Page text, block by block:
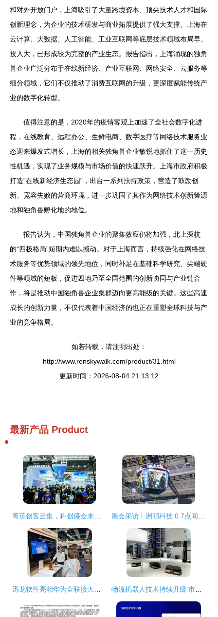
和对外开放门户，上海吸引了大量跨境资本、顶尖技术人才和国际
创新理念，为企业的技术研发与商业拓展提供了强大支撑。上海在
云计算、大数据、人工智能、工业互联网等底层技术领域布局早、
投入大，已形成较为完整的产业生态。报告指出，上海涌现的独角
兽企业广泛分布于在线新经济、产业互联网、网络安全、云服务等
细分领域，它们不仅推动了消费互联网的升级，更深度赋能传统产
业的数字化转型。
值得注意的是，2020年的疫情客观上加速了全社会数字化进
程，在线教育、远程办公、生鲜电商、数字医疗等网络技术服务业
态迎来爆发式增长，上海的相关独角兽企业敏锐地抓住了这一历史
性机遇，实现了业务规模与市场价值的快速跃升。上海市政府积极
打造“在线新经济生态园”，出台一系列扶持政策，营造了鼓励创
新、宽容失败的营商环境，进一步巩固了其作为网络技术创新策源
地和独角兽孵化地的地位。
报告认为，中国独角兽企业的聚集效应仍将加强，北上深杭
的“四极格局”短期内难以撼动。对于上海而言，持续强化在网络技
术服务等优势领域的领先地位，同时补足在基础科学研究、尖端硬
件等领域的短板，促进四地乃至全国范围的创新协同与产业链合
作，将是推动中国独角兽企业集群迈向更高能级的关键。这些高速
成长的创新力量，不仅代表着中国经济的也正在重塑全球科技与产
业的竞争格局。
如若转载，请注明出处：
http://www.renskywalk.com/product/31.html
更新时间：2026-08-04 21:13:12
最新产品 Product